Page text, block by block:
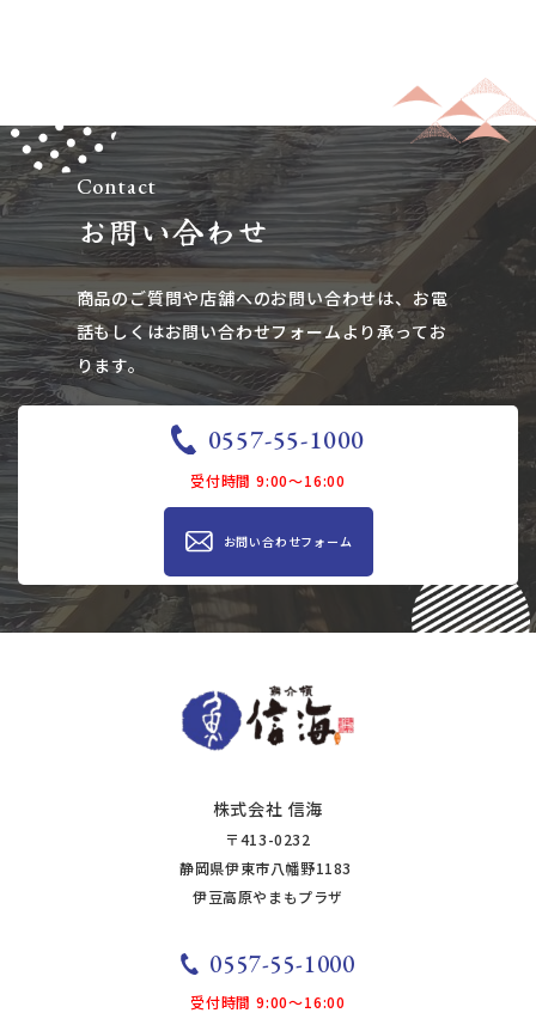
Contact
お問い合わせ
商品のご質問や店舗へのお問い合わせは、​​​​​​​お電
話もしくはお問い合わせフォームより承ってお
ります。
0557-55-1000
受付時間 9:00～16:00
お問い合わせ​​フォーム
株式会社 信海
〒413-0232
静岡県伊東市八幡野1183
​​​​​​​​​​​​伊豆高原やまもプラザ
0557-55-1000
受付時間 9:00～16:00